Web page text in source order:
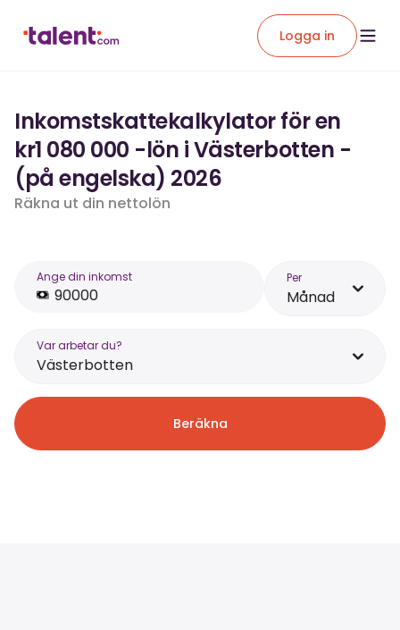
Logga in
Inkomstskattekalkylator för en
kr1 080 000 -lön i Västerbotten -
(på engelska) 2026
Räkna ut din nettolön
Ange din inkomst Per
Månad
Var arbetar du?
Västerbotten
Beräkna